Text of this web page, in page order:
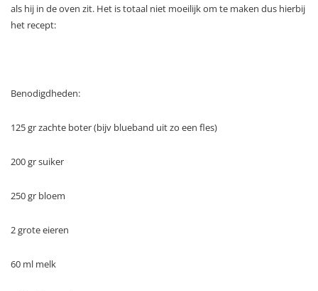
als hij in de oven zit. Het is totaal niet moeilijk om te maken dus hierbij
het recept:
Benodigdheden:
125 gr zachte boter (bijv blueband uit zo een fles)
200 gr suiker
250 gr bloem
2 grote eieren
60 ml melk